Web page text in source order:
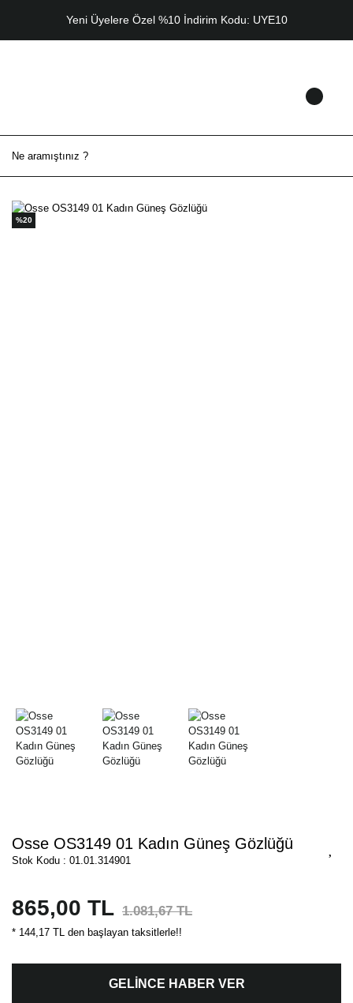
Yeni Üyelere Özel %10 İndirim Kodu: UYE10
%20
Osse OS3149 01 Kadın Güneş Gözlüğü
Stok Kodu : 01.01.314901
865,00 TL 1.081,67 TL
* 144,17 TL den başlayan taksitlerle!!
GELİNCE HABER VER